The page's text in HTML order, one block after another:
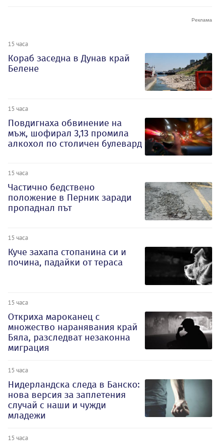
15 часа
Кораб заседна в Дунав край
Белене
15 часа
Повдигнаха обвинение на
мъж, шофирал 3,13 промила
алкохол по столичен булевард
15 часа
Частично бедствено
положение в Перник заради
пропаднал път
15 часа
Куче захапа стопанина си и
почина, падайки от тераса
15 часа
Откриха мароканец с
множество наранявания край
Бяла, разследват незаконна
миграция
15 часа
Нидерландска следа в Банско:
нова версия за заплетения
случай с наши и чужди
младежи
15 часа